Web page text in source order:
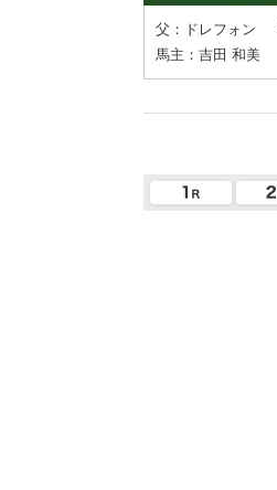
父：ドレフォン
馬主：吉田 和美